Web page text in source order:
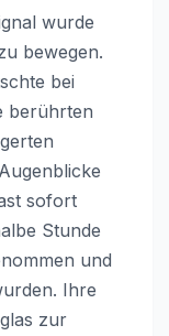
wurde
bewegen.
bei
berührten
sofort
Stunde
und
Ihre
zur